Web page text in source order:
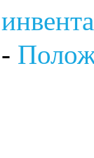
-